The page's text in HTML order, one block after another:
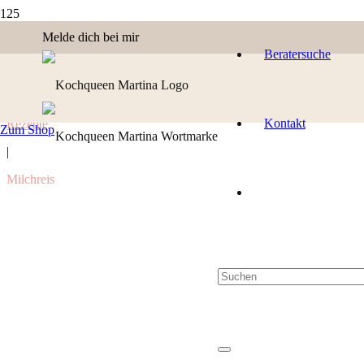
Melde dich bei mir
Beratersuche
Kontakt
Zum Shop
Rezepte
|
Milchreis